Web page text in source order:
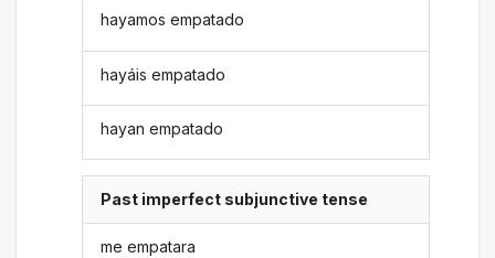
hayamos empatado
hayáis empatado
hayan empatado
Past imperfect subjunctive tense
me empatara